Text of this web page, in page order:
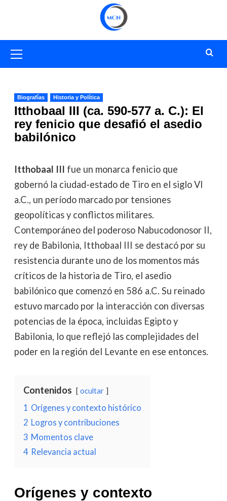
primario
Biografías Historia y Política
Itthobaal III (ca. 590-577 a. C.): El
rey fenicio que desafió el asedio
babilónico
Itthobaal III fue un monarca fenicio que
gobernó la ciudad-estado de Tiro en el siglo VI
a.C., un período marcado por tensiones
geopolíticas y conflictos militares.
Contemporáneo del poderoso Nabucodonosor II,
rey de Babilonia, Itthobaal III se destacó por su
resistencia durante uno de los momentos más
críticos de la historia de Tiro, el asedio
babilónico que comenzó en 586 a.C. Su reinado
estuvo marcado por la interacción con diversas
potencias de la época, incluidas Egipto y
Babilonia, lo que reflejó las complejidades del
poder en la región del Levante en ese entonces.
Contenidos ocultar
1 Orígenes y contexto histórico
2 Logros y contribuciones
3 Momentos clave
4 Relevancia actual
Orígenes y contexto